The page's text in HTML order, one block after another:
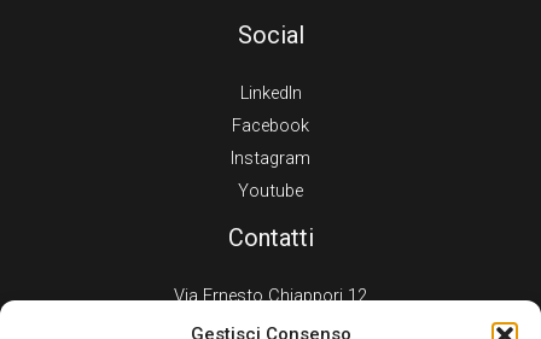
Gestisci Consenso
Social
LinkedIn
Facebook
Instagram
Youtube
Contatti
Via Ernesto Chiappori 12
Ventimiglia 18039 (IM)